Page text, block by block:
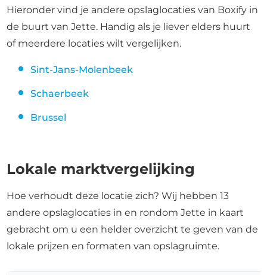
Hieronder vind je andere opslaglocaties van Boxify in
de buurt van Jette. Handig als je liever elders huurt
of meerdere locaties wilt vergelijken.
Sint-Jans-Molenbeek
Schaerbeek
Brussel
Lokale marktvergelijking
Hoe verhoudt deze locatie zich? Wij hebben 13
andere opslaglocaties in en rondom Jette in kaart
gebracht om u een helder overzicht te geven van de
lokale prijzen en formaten van opslagruimte.